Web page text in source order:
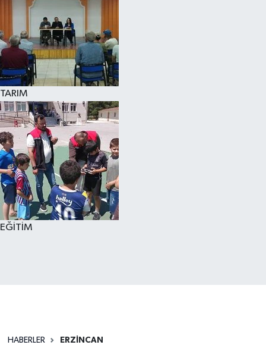
TARIM
EĞİTİM
HABERLER ERZİNCAN